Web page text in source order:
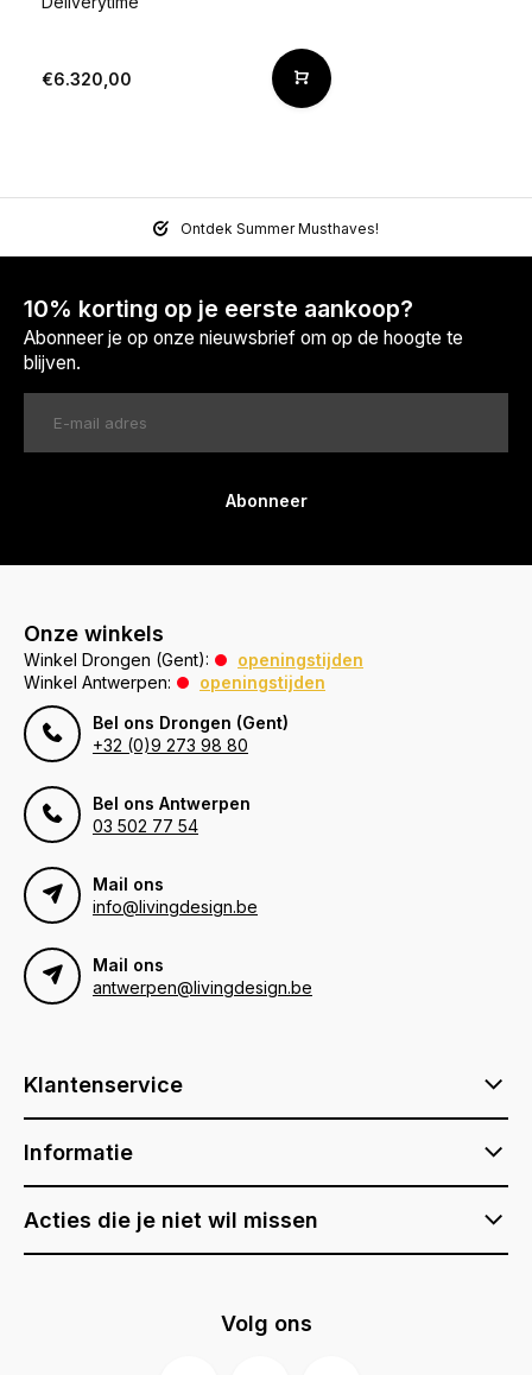
€6.320,00
Ontdek Summer Musthaves!
10% korting op je eerste aankoop?
Abonneer je op onze nieuwsbrief om op de hoogte te
blijven.
Abonneer
Onze winkels
Winkel Drongen (Gent):
openingstijden
Winkel Antwerpen:
openingstijden
Bel ons Drongen (Gent)
+32 (0)9 273 98 80
Bel ons Antwerpen
03 502 77 54
Mail ons
info@livingdesign.be
Mail ons
antwerpen@livingdesign.be
Klantenservice
Informatie
Acties die je niet wil missen
Volg ons